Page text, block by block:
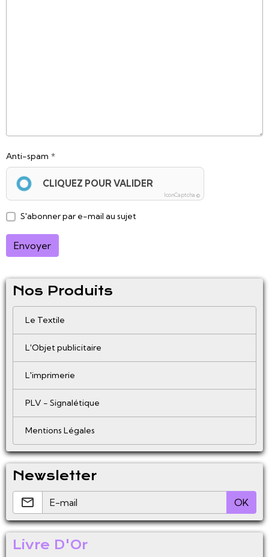
Anti-spam
CLIQUEZ POUR VALIDER
IconCaptcha ©
S'abonner par e-mail au sujet
Envoyer
Nos Produits
Le Textile
L'Objet publicitaire
L'imprimerie
PLV - Signalétique
Mentions Légales
Newsletter
OK
Livre D'Or